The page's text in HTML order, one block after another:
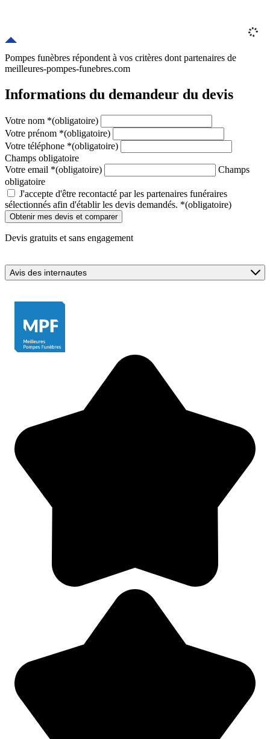
Pompes funèbres répondent à vos critères dont partenaires de
meilleures-pompes-funebres.com
Informations du demandeur du devis
Votre nom *(obligatoire)
Votre prénom *(obligatoire)
Votre téléphone *(obligatoire)
Champs obligatoire
Votre email *(obligatoire)
Champs
obligatoire
J'accepte d'être recontacté par les partenaires funéraires
sélectionnés afin d'établir les devis demandés. *(obligatoire)
Devis gratuits et sans engagement
Avis des internautes